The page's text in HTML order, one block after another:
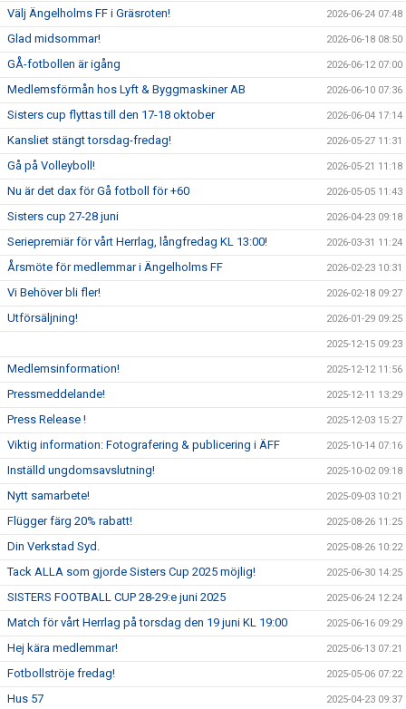
Välj Ängelholms FF i Gräsroten! 2026-06-24 07:48
Glad midsommar! 2026-06-18 08:50
GÅ-fotbollen är igång 2026-06-12 07:00
Medlemsförmån hos Lyft & Byggmaskiner AB 2026-06-10 07:36
Sisters cup flyttas till den 17-18 oktober 2026-06-04 17:14
Kansliet stängt torsdag-fredag! 2026-05-27 11:31
Gå på Volleyboll! 2026-05-21 11:18
Nu är det dax för Gå fotboll för +60 2026-05-05 11:43
Sisters cup 27-28 juni 2026-04-23 09:18
Seriepremiär för vårt Herrlag, långfredag KL 13:00! 2026-03-31 11:24
Årsmöte för medlemmar i Ängelholms FF 2026-02-23 10:31
Vi Behöver bli fler! 2026-02-18 09:27
Utförsäljning! 2026-01-29 09:25
2025-12-15 09:23
Medlemsinformation! 2025-12-12 11:56
Pressmeddelande! 2025-12-11 13:29
Press Release ! 2025-12-03 15:27
Viktig information: Fotografering & publicering i ÄFF 2025-10-14 07:16
Inställd ungdomsavslutning! 2025-10-02 09:18
Nytt samarbete! 2025-09-03 10:21
Flügger färg 20% rabatt! 2025-08-26 11:25
Din Verkstad Syd. 2025-08-26 10:22
Tack ALLA som gjorde Sisters Cup 2025 möjlig! 2025-06-30 14:25
SISTERS FOOTBALL CUP 28-29:e juni 2025 2025-06-24 12:24
Match för vårt Herrlag på torsdag den 19 juni KL 19:00 2025-06-16 09:29
Hej kära medlemmar! 2025-06-13 07:21
Fotbollströje fredag! 2025-05-06 07:22
Hus 57 2025-04-23 09:37